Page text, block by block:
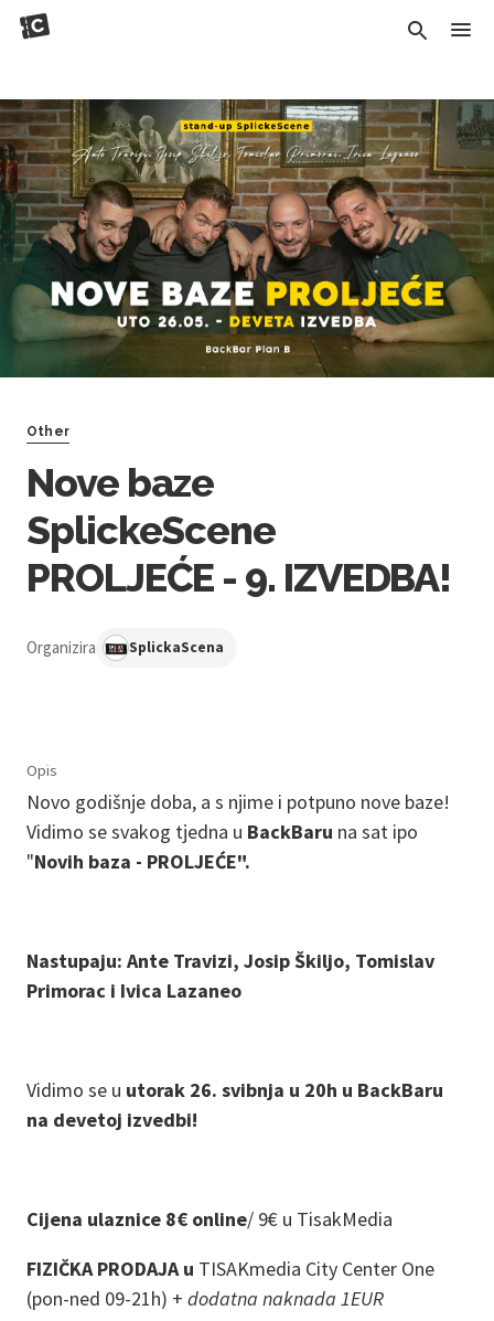
Other
Nove baze
SplickeScene
PROLJEĆE - 9. IZVEDBA!
Organizira SplickaScena
Opis
Novo godišnje doba, a s njime i potpuno nove baze!
Vidimo se svakog tjedna u BackBaru na sat ipo
"Novih baza - PROLJEĆE".
Nastupaju: Ante Travizi, Josip Škiljo, Tomislav
Primorac i Ivica Lazaneo
Vidimo se u utorak 26. svibnja u 20h u BackBaru
na devetoj izvedbi!
Cijena ulaznice 8€ online/ 9€ u TisakMedia
FIZIČKA PRODAJA u TISAKmedia City Center One
(pon-ned 09-21h) + dodatna naknada 1EUR